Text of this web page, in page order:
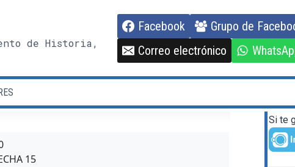
de Historia,
Facebook Grupo de
Correo electrónico
15
Si te